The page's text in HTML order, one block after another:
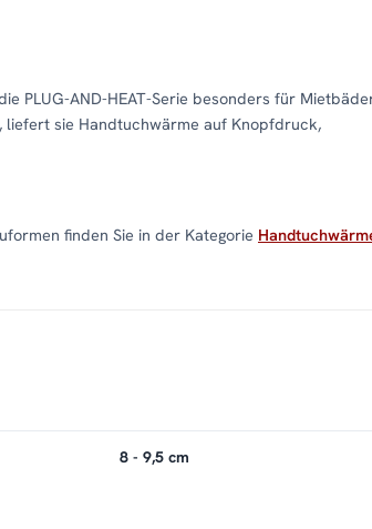
PLUG-AND-HEAT-Serie besonders für
liefert sie Handtuchwärme auf Knopfdruck,
finden Sie in der Kategorie
8 - 9,5 cm